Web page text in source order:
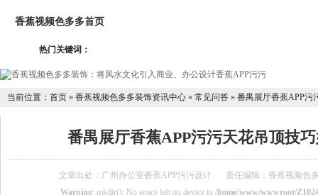
香蕉视频色多多首页
香蕉黄色影院设计团队
热门关键词：
当前位置： 首页 » 香蕉视频色多多装饰资讯中心 » 常见问答 » 番禺展厅香蕉APP污
番禺展厅香蕉APP污污天花吊顶技
文章出处：广州办公室香蕉APP污污设计
责任编辑：香蕉视频
Warning: mkdir(): No space left on device in /home/www/wwwroot/